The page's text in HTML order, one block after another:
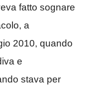
fatto sognare
a
2010, quando
e
stava per